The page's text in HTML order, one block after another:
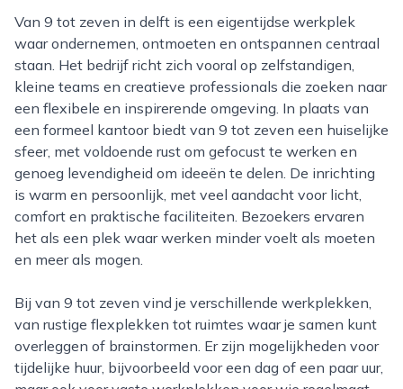
Van 9 tot zeven in delft is een eigentijdse werkplek
waar ondernemen, ontmoeten en ontspannen centraal
staan. Het bedrijf richt zich vooral op zelfstandigen,
kleine teams en creatieve professionals die zoeken naar
een flexibele en inspirerende omgeving. In plaats van
een formeel kantoor biedt van 9 tot zeven een huiselijke
sfeer, met voldoende rust om gefocust te werken en
genoeg levendigheid om ideeën te delen. De inrichting
is warm en persoonlijk, met veel aandacht voor licht,
comfort en praktische faciliteiten. Bezoekers ervaren
het als een plek waar werken minder voelt als moeten
en meer als mogen.
Bij van 9 tot zeven vind je verschillende werkplekken,
van rustige flexplekken tot ruimtes waar je samen kunt
overleggen of brainstormen. Er zijn mogelijkheden voor
tijdelijke huur, bijvoorbeeld voor een dag of een paar uur,